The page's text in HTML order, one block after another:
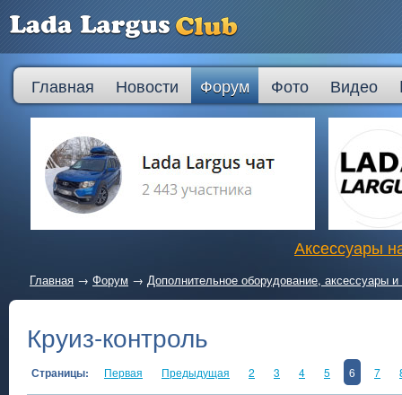
Главная Новости Форум Фото Видео
Аксессуары
Главная → Форум → Дополнительное оборудование, аксессуары и
Круиз-контроль
Страницы: Первая Предыдущая 2 3 4 5 6 7